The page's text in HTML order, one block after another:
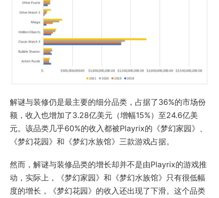
解谜与装修仍是最主要的细分品类，占据了36%的市场份
额，收入也增加了3.28亿美元（增幅15%）至24.6亿美
元。该品类几乎60%的收入都被Playrix的《梦幻家园》、
《梦幻花园》和《梦幻水族馆》三款游戏占据。
然而，解谜与装修品类的增长却并不是由Playrix的游戏推
动，实际上，《梦幻家园》和《梦幻水族馆》只有很低幅
度的增长，《梦幻花园》的收入还出现了下滑。这个品类